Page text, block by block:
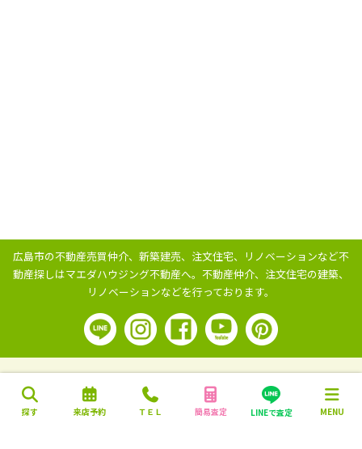
探す 来店予約 ＴＥＬ 簡易査定 LINEで査定 MENU
広島市の不動産売買仲介、新築建売、注文住宅、リノベーションなど不
動産探しはマエダハウジング不動産へ。 不動産仲介、注文住宅の建築、
リノベーションなどを行っております。